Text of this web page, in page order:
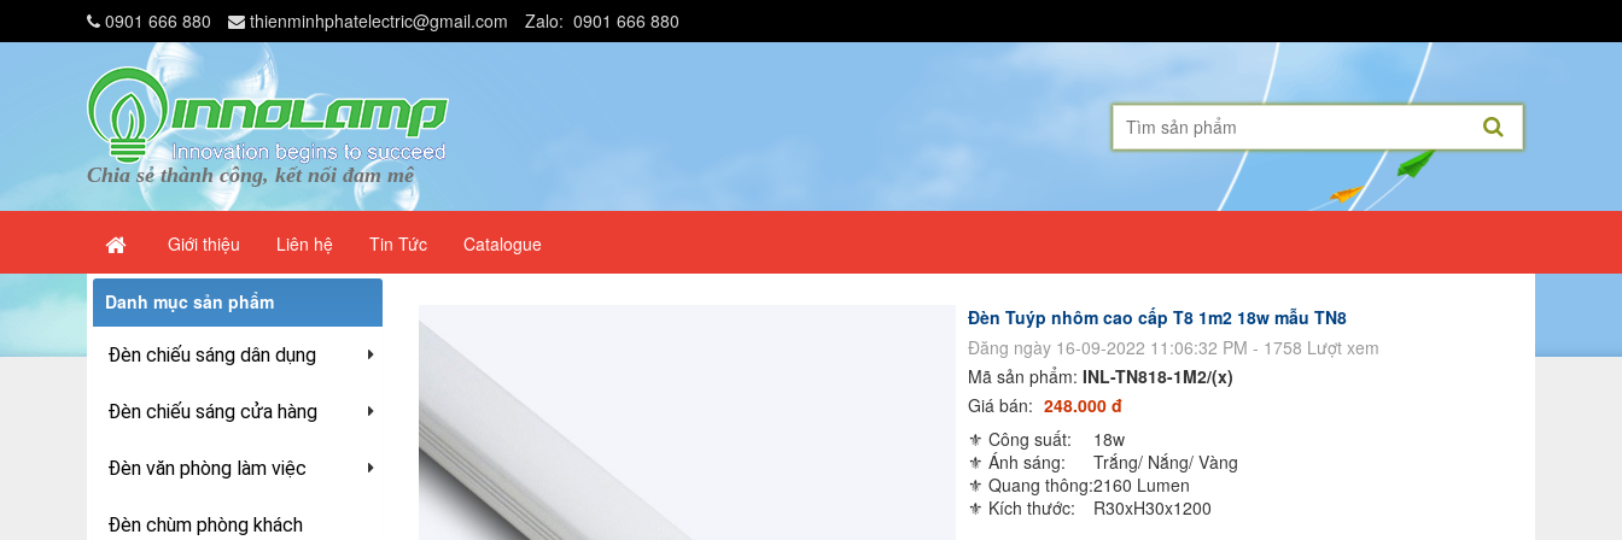
0901 666 880 thienminhphatelectric@gmail.com Zalo: 0901 666 880
Chia sẻ thành công, kết nối đam mê
Giới thiệu Liên hệ Tin Tức Catalogue
Đèn Tuýp nhôm cao cấp T8 1m2 18w mẫu TN8
Đăng ngày 16-09-2022 11:06:32 PM - 1758 Lượt xem
Mã sản phẩm: INL-TN818-1M2/(x)
Giá bán: 248.000 đ
⚜️ Công suất:
18w
⚜️ Ánh sáng:
Trắng/ Nắng/ Vàng
⚜️ Quang thông:2160 Lumen
⚜️ Kích thước:
R30xH30x1200
Danh mục sản phẩm
Đèn chiếu sáng dân dụng
Đèn chiếu sáng cửa hàng
Đèn văn phòng làm việc
Đèn chùm phòng khách